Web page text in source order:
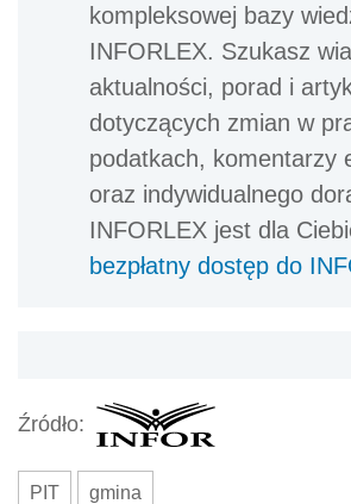
kompleksowej bazy
INFORLEX. Szukasz
aktualności, porad i
dotyczących zmian w
podatkach, komentarzy
oraz indywidualnego
INFORLEX jest dla
bezpłatny dostęp do
Źródło:
PIT gmina